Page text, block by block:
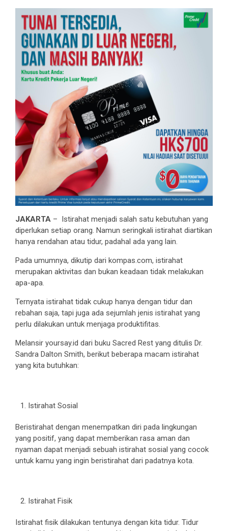
JAKARTA – Istirahat menjadi salah satu kebutuhan yang
diperlukan setiap orang. Namun seringkali istirahat diartikan
hanya rendahan atau tidur, padahal ada yang lain.
Pada umumnya, dikutip dari kompas.com, istirahat
merupakan aktivitas dan bukan keadaan tidak melakukan
apa-apa.
Ternyata istirahat tidak cukup hanya dengan tidur dan
rebahan saja, tapi juga ada sejumlah jenis istirahat yang
perlu dilakukan untuk menjaga produktifitas.
Melansir yoursay.id dari buku Sacred Rest yang ditulis Dr.
Sandra Dalton Smith, berikut beberapa macam istirahat
yang kita butuhkan:
Istirahat Sosial
Beristirahat dengan menempatkan diri pada lingkungan
yang positif, yang dapat memberikan rasa aman dan
nyaman dapat menjadi sebuah istirahat sosial yang cocok
untuk kamu yang ingin beristirahat dari padatnya kota.
Istirahat Fisik
Istirahat fisik dilakukan tentunya dengan kita tidur. Tidur